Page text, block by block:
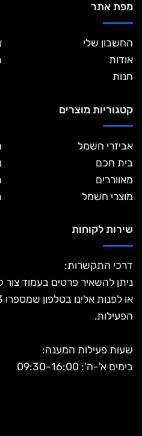
מפת אתר
החשבון שלי
אודות
חנות
קטגוריות מוצרים
אביזרי חשמל
בית חכם
מאווררים
מוצרי חשמל
שירות לקוחות
דרכי התקשרות:
ניתן להשאיר פרטים בעמוד צור
הפעילות.
שעות פעילות המענה:
בימים א'-ה': 09:30-16:00